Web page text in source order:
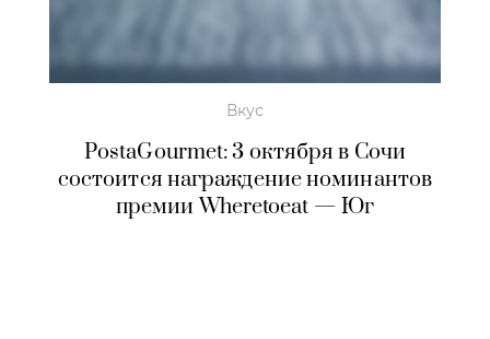
Вкус
PostaGourmet: 3 октября в Сочи
состоится награждение номинантов
премии Wheretoeat — Юг